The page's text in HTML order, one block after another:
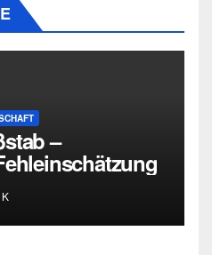
–
intellektueller